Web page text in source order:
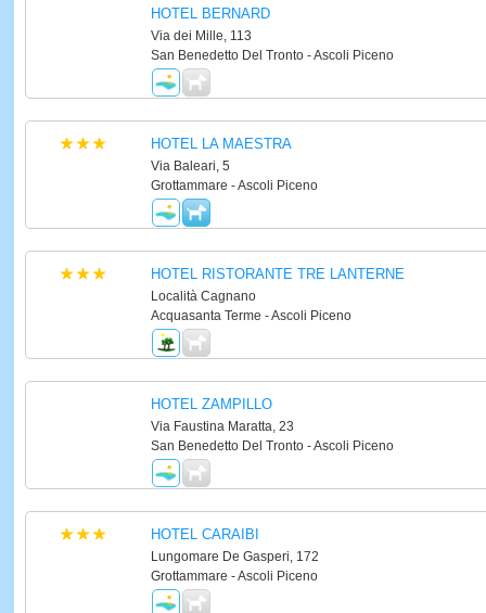
HOTEL BERNARD
Via dei Mille, 113
San Benedetto Del Tronto - Ascoli Piceno
HOTEL LA MAESTRA
Via Baleari, 5
Grottammare - Ascoli Piceno
HOTEL RISTORANTE TRE LANTERNE
Località Cagnano
Acquasanta Terme - Ascoli Piceno
HOTEL ZAMPILLO
Via Faustina Maratta, 23
San Benedetto Del Tronto - Ascoli Piceno
HOTEL CARAIBI
Lungomare De Gasperi, 172
Grottammare - Ascoli Piceno